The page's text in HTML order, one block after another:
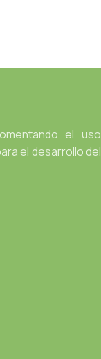
el uso
el desarrollo del